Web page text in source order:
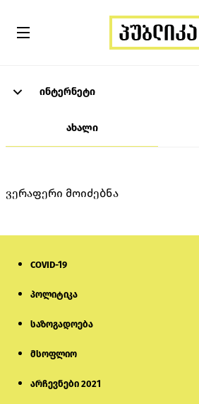
ინტერნეტი
ახალი
ვერაფერი მოიძებნა
COVID-19
პოლიტიკა
საზოგადოება
მსოფლიო
არჩევნები 2021